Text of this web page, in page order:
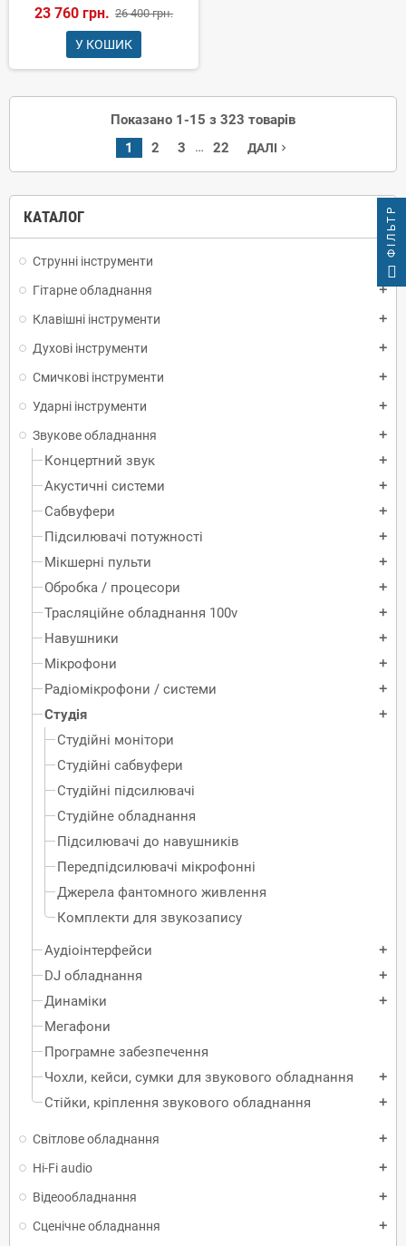
КАТАЛОГ
Струнні інструменти add
Гітарне обладнання add
Клавішні інструменти add
Духові інструменти add
Смичкові інструменти add
Ударні інструменти add
Звукове обладнання add
Концертний звук add
Акустичні системи add
Сабвуфери add
Підсилювачі потужності add
Мікшерні пульти add
Обробка / процесори add
Трасляційне обладнання 100v add
Навушники add
Мікрофони add
Радіомікрофони / системи add
Студія add
Студійні монітори
Студійні сабвуфери
Студійні підсилювачі
Студійне обладнання
Підсилювачі до навушників
Передпідсилювачі мікрофонні
Джерела фантомного живлення
Комплекти для звукозапису
Аудіоінтерфейси
add
DJ обладнання add
Динаміки add
Мегафони
Програмне забезпечення
Чохли, кейси, сумки для звукового обладнання
add
Стійки, кріплення звукового обладнання add
Світлове обладнання add
Hi-Fi audio add
Відеообладнання add
Сценічне обладнання add
23 760 грн. 26 400 грн.
У КОШИК
Показано 1-15 з 323 товарів
1
2 3 … 22 ДАЛІ navigate_next
ФІЛЬТР